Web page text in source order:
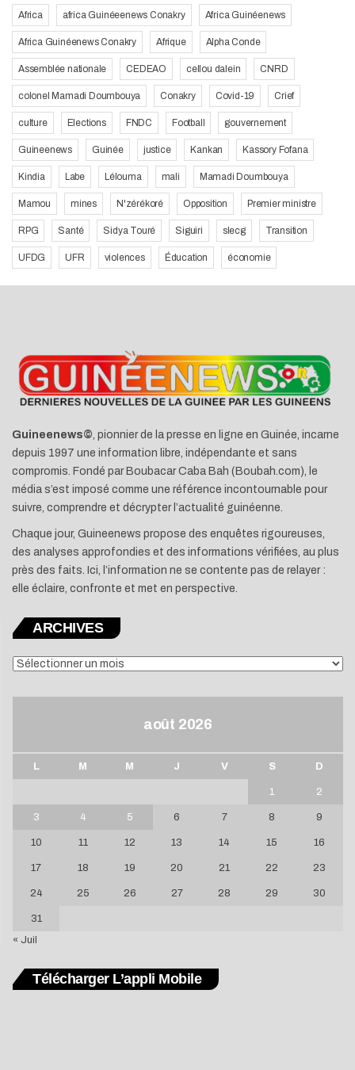
Africa africa Guinéeenews Conakry Africa Guinéenews
Africa Guinéenews Conakry Afrique Alpha Conde
Assemblée nationale CEDEAO cellou dalein CNRD
colonel Mamadi Doumbouya Conakry Covid-19 Crief
culture Elections FNDC Football gouvernement
Guineenews Guinée justice Kankan Kassory Fofana
Kindia Labe Lélouma mali Mamadi Doumbouya
Mamou mines N'zérékoré Opposition Premier ministre
RPG Santé Sidya Touré Siguiri slecg Transition
UFDG UFR violences Éducation économie
Guineenews©, pionnier de la presse en ligne en Guinée, incarne
depuis 1997 une information libre, indépendante et sans
compromis. Fondé par Boubacar Caba Bah (Boubah.com), le
média s’est imposé comme une référence incontournable pour
suivre, comprendre et décrypter l’actualité guinéenne.
Chaque jour, Guineenews propose des enquêtes rigoureuses,
des analyses approfondies et des informations vérifiées, au plus
près des faits. Ici, l’information ne se contente pas de relayer :
elle éclaire, confronte et met en perspective.
ARCHIVES
ARCHIVES
août 2026
L M M J V S D
1 2
3 4 5 6 7 8 9
10 11 12 13 14 15 16
17 18 19 20 21 22 23
24 25 26 27 28 29 30
31
« Juil
Télécharger L’appli Mobile